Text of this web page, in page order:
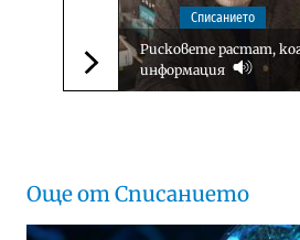
Следваща новина
Списанието
Рисковете растат,
информация
Още от Списанието